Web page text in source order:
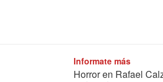
Informate más
Horror en Rafael